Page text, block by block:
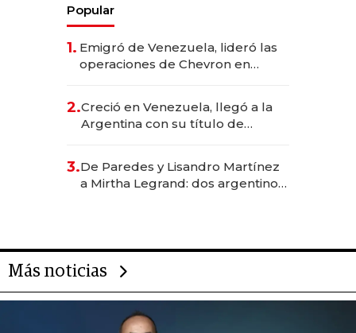
Popular
1. Emigró de Venezuela, lideró las
operaciones de Chevron en
2.Creció en Venezuela, llegó a la
Argentina con su título de
las marcas "fast premium"
3.De Paredes y Lisandro Martínez
a Mirtha Legrand: dos argentinos
Más noticias